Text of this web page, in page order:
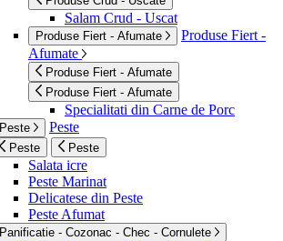
Salam Crud - Uscat
Produse Fiert - Afumate
Produse Fiert -
Afumate
Produse Fiert - Afumate
Produse Fiert - Afumate
Specialitati din Carne de Porc
Peste Peste
Peste Peste
Salata icre
Peste Marinat
Delicatese din Peste
Peste Afumat
Panificatie - Cozonac - Chec - Cornulete